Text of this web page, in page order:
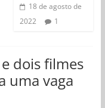
18 de agosto de
2022
1
dois filmes
uma vaga